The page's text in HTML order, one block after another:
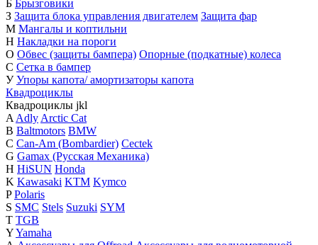
Б Брызговики
З Защита блока управления двигателем Защита фар
М Мангалы и коптильни
Н Накладки на пороги
О Обвес (защиты бампера) Опорные (подкатные) колеса
С Сетка в бампер
У Упоры капота/ амортизаторы капота
Квадроциклы
Квадроциклы jkl
A Adly Arctic Cat
B Baltmotors BMW
C Can-Am (Bombardier) Cectek
G Gamax (Русская Механика)
H HiSUN Honda
K Kawasaki KTM Kymco
P Polaris
S SMC Stels Suzuki SYM
T TGB
YYamaha